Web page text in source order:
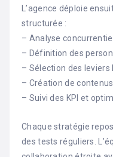
L’agence déploie
structurée :
– Analyse
– Définition des
– Sélection des leviers
– Création de
– Suivi des KPI et
Chaque stratégie
des tests réguliers.